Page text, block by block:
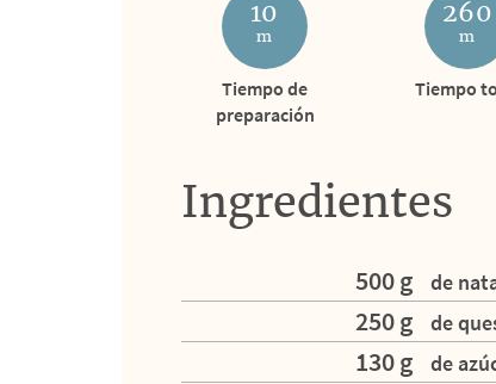
10
m
Tiempo de
preparación
260
m
Tiempo
Ingredientes
500 g de
250 g de
130 g de